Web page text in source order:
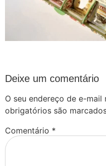
Deixe um comentário
O seu endereço de e-mail
obrigatórios são
Comentário *